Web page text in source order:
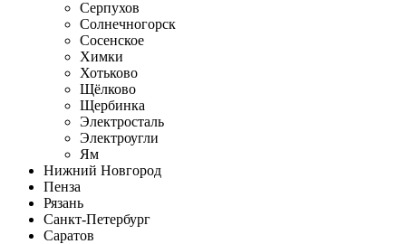
Серпухов
Солнечногорск
Сосенское
Химки
Хотьково
Щёлково
Щербинка
Электросталь
Электроугли
Ям
Нижний Новгород
Пенза
Рязань
Санкт-Петербург
Саратов